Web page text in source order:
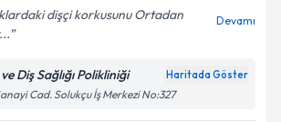
dişçi korkusunu Ortadan
Devamı
Diş Sağlığı Polikliniği Haritada Göster
Cad. Solukçu İş Merkezi No:327